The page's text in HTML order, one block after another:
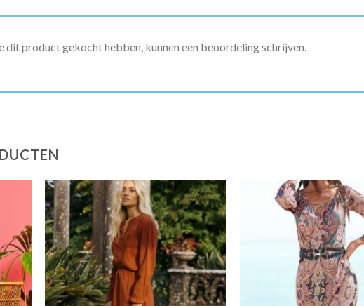
dit product gekocht hebben, kunnen een beoordeling schrijven.